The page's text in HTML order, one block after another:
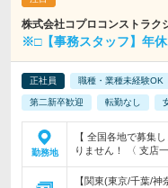
株式会社コプロコンストラク
※□【事務スタッフ】年
正社員 職種・業種未経験OK
第二新卒歓迎 転勤なし
勤務地
【 全国各地で募集
りません！ 〈 支店
【関東(東京/千葉/